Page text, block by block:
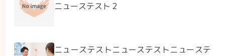
ニューステスト２
ニューステストニューステストニューステ